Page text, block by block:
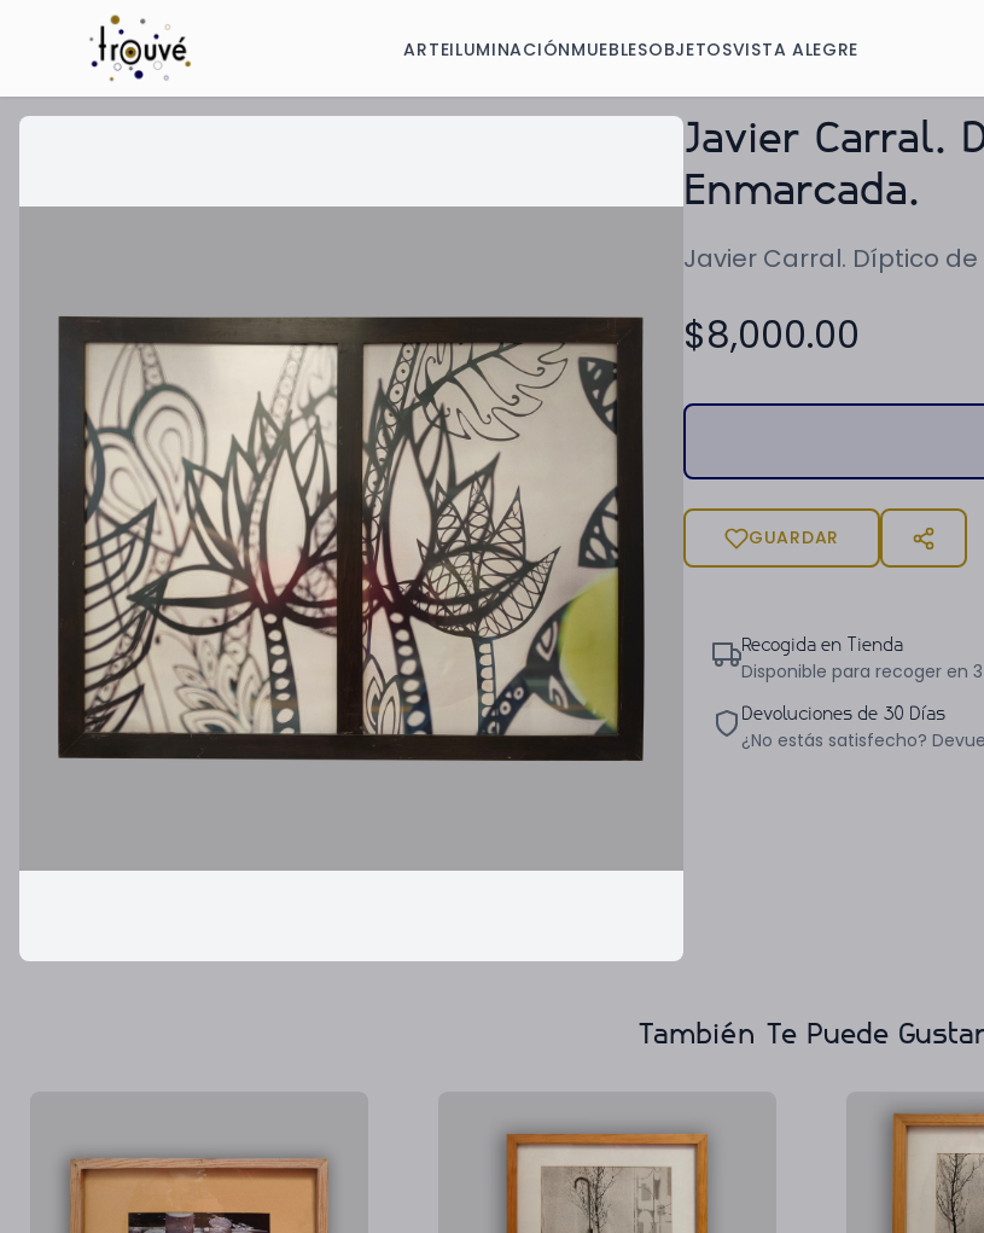
ARTEILUMINACIÓNMUEBLESOBJETOSVISTA ALEGRE
Javier Carral.
Enmarcada.
Javier Carral. Díptico
$8,000.00
GUARDAR
Recogida en Tienda
Disponible para recoger en
Devoluciones de 30 Días
¿No estás satisfecho?
También Te Puede Gustar